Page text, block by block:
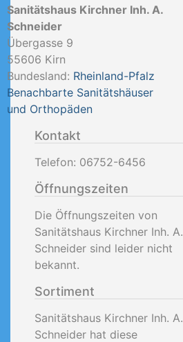
Sanitätshaus Kirchner Inh. A.
Schneider
Übergasse 9
55606 Kirn
Bundesland: Rheinland-Pfalz
Benachbarte Sanitätshäuser
und Orthopäden
Kontakt
Telefon: 06752-6456
Öffnungszeiten
Die Öffnungszeiten von
Sanitätshaus Kirchner Inh. A.
Schneider sind leider nicht
bekannt.
Sortiment
Sanitätshaus Kirchner Inh. A.
Schneider hat diese